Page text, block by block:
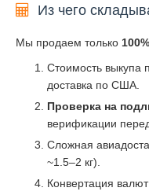
Из чего
Мы продаем только
Стоимость выкупа
доставка по США.
Проверка на
верификации
Сложная
~1.5–2 кг).
Конвертация